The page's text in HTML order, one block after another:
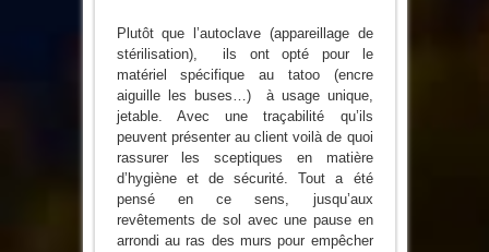
Plutôt que l’autoclave (appareillage de
stérilisation), ils ont opté pour le
matériel spécifique au tatoo (encre
aiguille les buses…) à usage unique,
jetable. Avec une traçabilité qu’ils
peuvent présenter au client voilà de quoi
rassurer les sceptiques en matière
d’hygiène et de sécurité. Tout a été
pensé en ce sens, jusqu’aux
revêtements de sol avec une pause en
arrondi au ras des murs pour empêcher